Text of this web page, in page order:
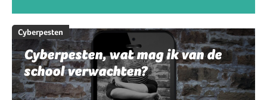
Cyberpesten
Cyberpesten, wat mag ik van de
school verwachten?